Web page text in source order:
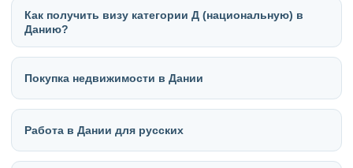
Как получить визу категории Д (национальную) в
Данию?
Покупка недвижимости в Дании
Работа в Дании для русских